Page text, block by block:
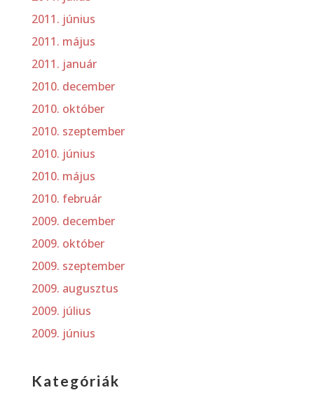
2011. június
2011. május
2011. január
2010. december
2010. október
2010. szeptember
2010. június
2010. május
2010. február
2009. december
2009. október
2009. szeptember
2009. augusztus
2009. július
2009. június
Kategóriák